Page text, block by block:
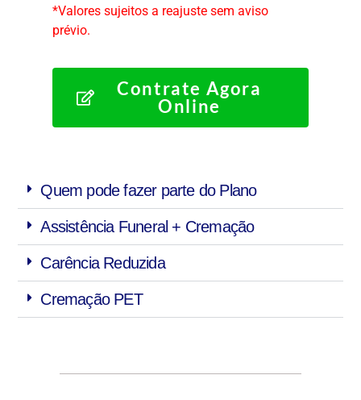
*Valores sujeitos a reajuste sem aviso
prévio.
Contrate Agora
Online
Quem pode fazer parte do Plano
Assistência Funeral + Cremação
Carência Reduzida
Cremação PET